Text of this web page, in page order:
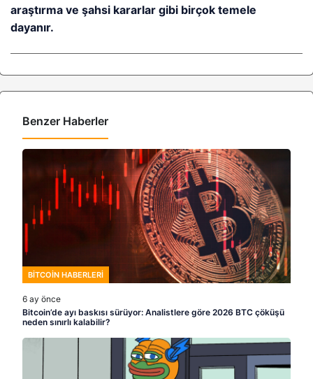
araştırma ve şahsi kararlar gibi birçok temele
dayanır.
Benzer Haberler
BITCOIN HABERLERI
6 ay önce
Bitcoin’de ayı baskısı sürüyor: Analistlere göre 2026 BTC çöküşü
neden sınırlı kalabilir?